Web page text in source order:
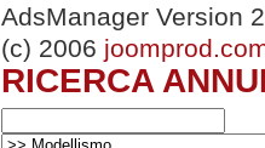
AdsManager Version
(c) 2006
RICERCA